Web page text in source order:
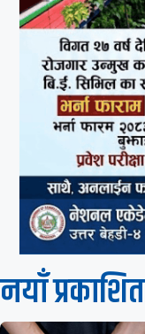
नयाँ प्रकाशित